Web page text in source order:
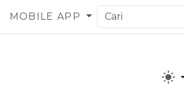
MOBILE APP